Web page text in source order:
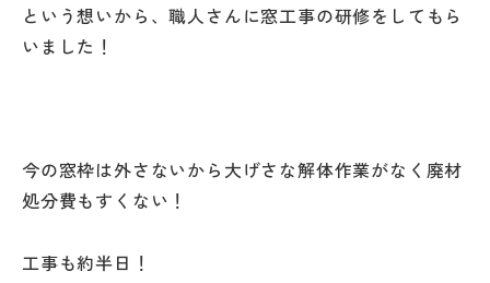
という想いから、職人さんに窓工事の研修をしてもら
いました！
今の窓枠は外さないから大げさな解体作業がなく廃材
処分費もすくない！
工事も約半日！